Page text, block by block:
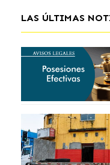
LAS ÚLTIMAS